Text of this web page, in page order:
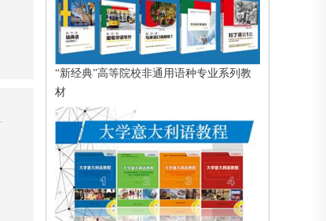
“新经典”高等院校非通用语种专业系列教
材